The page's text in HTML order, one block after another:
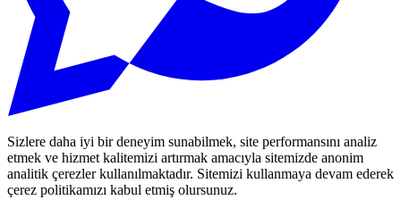
Sizlere daha iyi bir deneyim sunabilmek, site performansını analiz
etmek ve hizmet kalitemizi artırmak amacıyla sitemizde anonim
analitik çerezler kullanılmaktadır. Sitemizi kullanmaya devam ederek
çerez politikamızı kabul etmiş olursunuz.